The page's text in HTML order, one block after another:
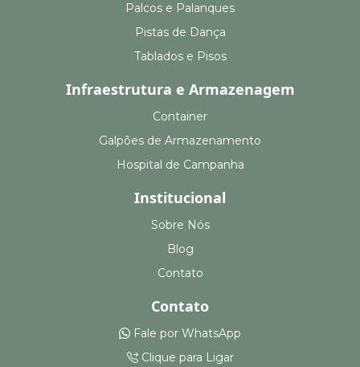
Palcos e Palanques
Pistas de Dança
Tablados e Pisos
Infraestrutura e Armazenagem
Container
Galpões de Armazenamento
Hospital de Campanha
Institucional
Sobre Nós
Blog
Contato
Contato
Fale por WhatsApp
Clique para Ligar